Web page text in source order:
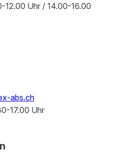
Uhr / 14.00-16.00
abs.ch
17.00 Uhr